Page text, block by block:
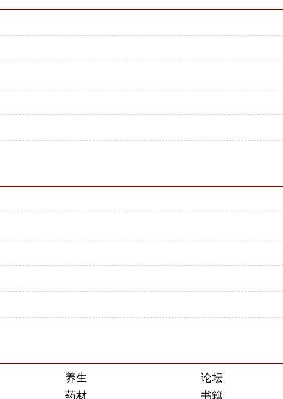
养生
论坛
药材 书籍